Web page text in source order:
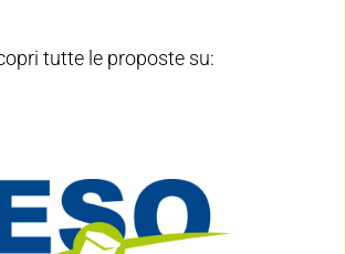
tutte le proposte su: